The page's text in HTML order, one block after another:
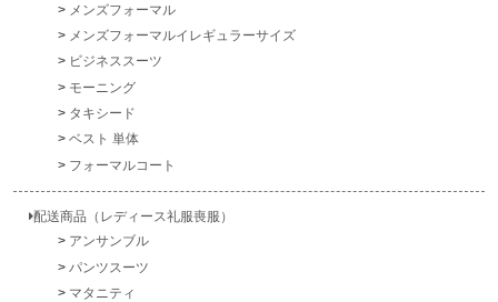
メンズフォーマル
メンズフォーマルイレギュラーサイズ
ビジネススーツ
モーニング
タキシード
ベスト 単体
フォーマルコート
配送商品（レディース礼服喪服）
アンサンブル
パンツスーツ
マタニティ